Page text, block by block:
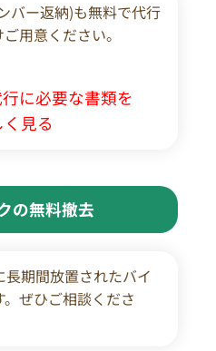
バー返納)も無料で代行
用意ください。
に必要な書類を
見る
の無料撤去
期間放置されたバイ
ぜひご相談くださ